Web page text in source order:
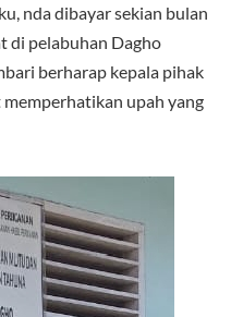
nda dibayar sekian bulan
di pelabuhan Dagho
berharap kepala pihak
upah yang